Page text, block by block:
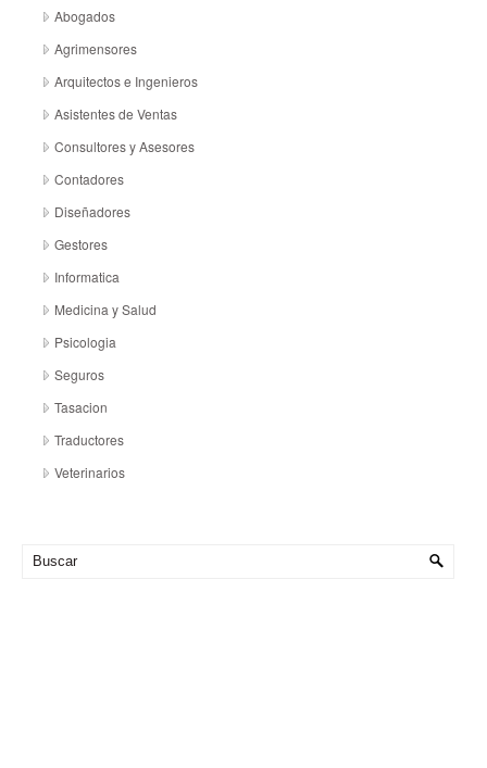
Abogados
Agrimensores
Arquitectos e Ingenieros
Asistentes de Ventas
Consultores y Asesores
Contadores
Diseñadores
Gestores
Informatica
Medicina y Salud
Psicologia
Seguros
Tasacion
Traductores
Veterinarios